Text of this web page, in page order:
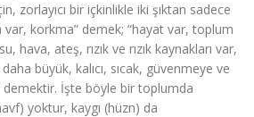
zorlayıcı bir içkinlikle iki şıktan sadece
korkma” demek; “hayat var, toplum
hava, ateş, rızık ve rızık kaynakları var,
büyük, kalıcı, sıcak, güvenmeye ve
demektir. İşte böyle bir toplumda
yoktur, kaygı (hüzn) da